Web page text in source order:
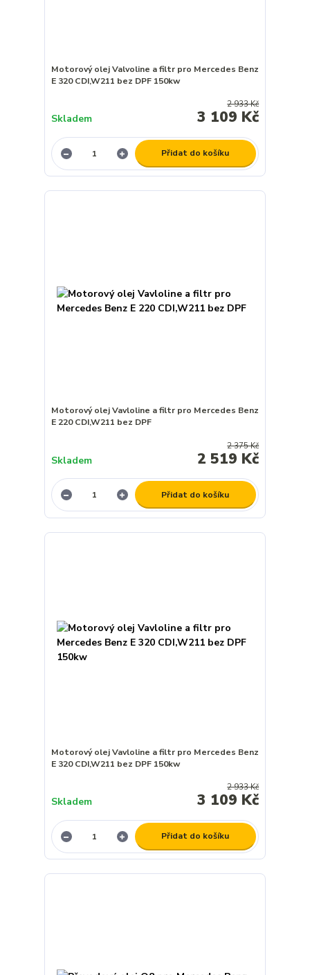
Motorový olej Valvoline a filtr pro Mercedes Benz
E 320 CDI,W211 bez DPF 150kw
2 933 Kč
3 109 Kč
Skladem
Přidat do košíku
Motorový olej Vavloline a filtr pro Mercedes Benz
E 220 CDI,W211 bez DPF
2 375 Kč
2 519 Kč
Skladem
Přidat do košíku
Motorový olej Vavloline a filtr pro Mercedes Benz
E 320 CDI,W211 bez DPF 150kw
2 933 Kč
3 109 Kč
Skladem
Přidat do košíku